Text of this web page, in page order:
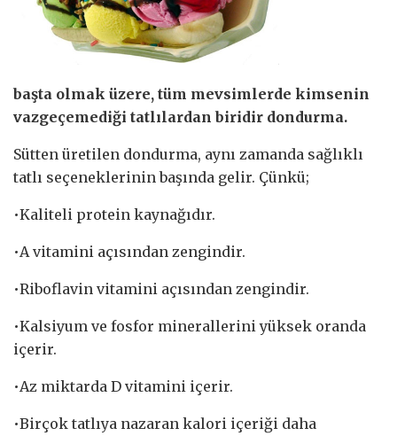
başta olmak üzere, tüm mevsimlerde kimsenin
vazgeçemediği tatlılardan biridir dondurma.
Sütten üretilen dondurma, aynı zamanda sağlıklı
tatlı seçeneklerinin başında gelir. Çünkü;
•Kaliteli protein kaynağıdır.
•A vitamini açısından zengindir.
•Riboflavin vitamini açısından zengindir.
•Kalsiyum ve fosfor minerallerini yüksek oranda
içerir.
•Az miktarda D vitamini içerir.
•Birçok tatlıya nazaran kalori içeriği daha